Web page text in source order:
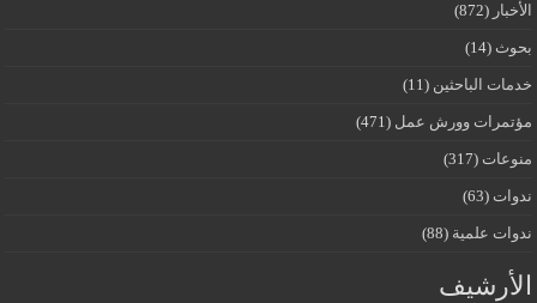
الأخبار (872)
بحوث (14)
خدمات الباحثين (11)
مؤتمرات وورش عمل (471)
منوعات (317)
ندوات (63)
ندوات علمية (88)
الأرشيف